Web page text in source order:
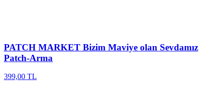
PATCH MARKET Bizim Maviye olan Sevdamız
Patch-Arma
399,00 TL